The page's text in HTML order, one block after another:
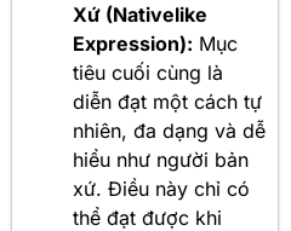
Xứ (Nativelike
Expression): Mục
tiêu cuối cùng là
diễn đạt một cách tự
nhiên, đa dạng và dễ
hiểu như người bản
xứ. Điều này chỉ có
thể đạt được khi